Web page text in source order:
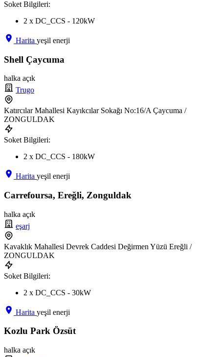
Soket Bilgileri:
2 x DC_CCS - 120kW
Harita yeşil enerji
Shell Çaycuma
halka açık
Trugo
Katırcılar Mahallesi Kayıkcılar Sokağı No:16/A Çaycuma /
ZONGULDAK
Soket Bilgileri:
2 x DC_CCS - 180kW
Harita yeşil enerji
Carrefoursa, Ereğli, Zonguldak
halka açık
eşarj
Kavaklık Mahallesi Devrek Caddesi Değirmen Yüzü Ereğli /
ZONGULDAK
Soket Bilgileri:
2 x DC_CCS - 30kW
Harita yeşil enerji
Kozlu Park Özsüt
halka açık